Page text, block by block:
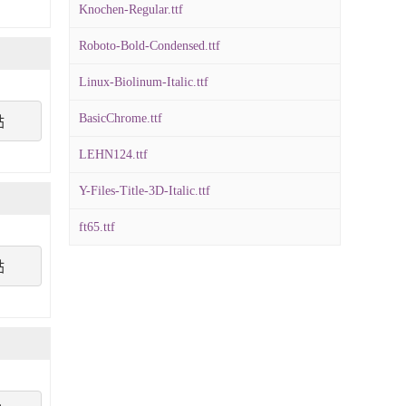
Knochen-Regular.ttf
Roboto-Bold-Condensed.ttf
Linux-Biolinum-Italic.ttf
BasicChrome.ttf
LEHN124.ttf
Y-Files-Title-3D-Italic.ttf
ft65.ttf